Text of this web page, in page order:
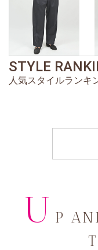
STYLE
人気スタイルランキ
U P